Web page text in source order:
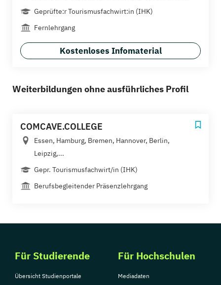
Geprüfte:r Tourismusfachwirt:in (IHK)
Fernlehrgang
Kostenloses Infomaterial
Weiterbildungen ohne ausführliches Profil
COMCAVE.COLLEGE
Essen, Hamburg, Bremen, Hannover, Berlin,
Leipzig,...
Gepr. Tourismusfachwirt/in (IHK)
Berufsbegleitender Präsenzlehrgang
Für Studierende
Übersicht Studienportale
Für Hochschulen
Mediadaten